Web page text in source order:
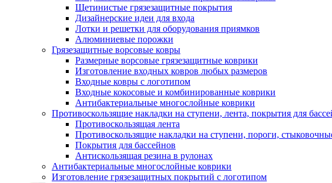
Щетинистые грязезащитные покрытия
Дизайнерские идеи для входа
Лотки и решетки для оборудования приямков
Алюминиевые порожки
Грязезащитные ворсовые ковры
Размерные ворсовые грязезащитные коврики
Изготовление входных ковров любых размеров
Входные ковры с логотипом
Входные кокосовые и комбинированные коврики
Антибактериальные многослойные коврики
Противоскользящие накладки на ступени, лента, покрытия для
Противоскользящая лента
Противоскользящие накладки на ступени, пороги,
Покрытия для бассейнов
Антискользящая резина в рулонах
Антибактериальные многослойные коврики
Изготовление грязезащитных покрытий с логотипом